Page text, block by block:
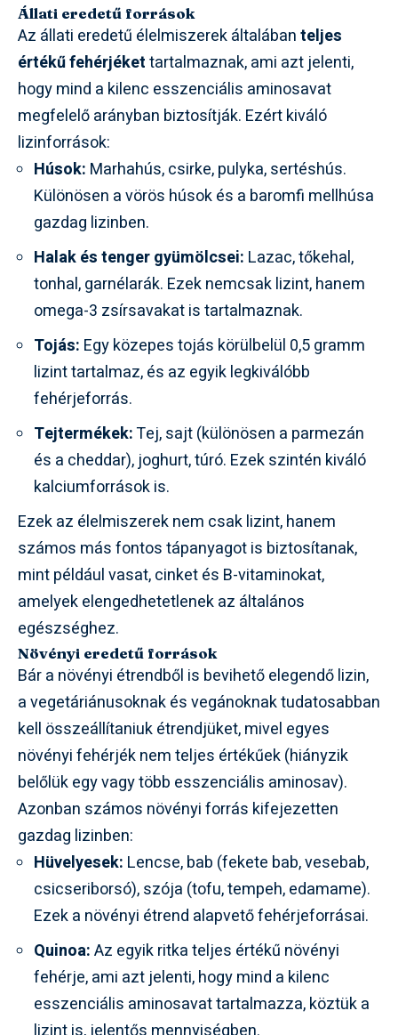
Állati eredetű források
Az állati eredetű élelmiszerek általábanteljes
értékű fehérjékettartalmaznak, ami azt jelenti,
hogy mind a kilenc esszenciális aminosavat
megfelelő arányban biztosítják. Ezért kiváló
lizinforrások:
Húsok: Marhahús, csirke, pulyka, sertéshús.
Különösen a vörös húsok és a baromfi mellhúsa
gazdag lizinben.
Halak és tenger gyümölcsei: Lazac, tőkehal,
tonhal, garnélarák. Ezek nemcsak lizint, hanem
omega-3 zsírsavakat is tartalmaznak.
Tojás: Egy közepes tojás körülbelül 0,5 gramm
lizint tartalmaz, és az egyik legkiválóbb
fehérjeforrás.
Tejtermékek:Tej, sajt (különösen a parmezán
és a cheddar), joghurt, túró. Ezek szintén kiváló
kalciumforrások is.
Ezek az élelmiszerek nem csak lizint, hanem
számos más fontos tápanyagot is biztosítanak,
mint például vasat, cinket és B-vitaminokat,
amelyek elengedhetetlenek az általános
egészséghez.
Növényi eredetű források
Bár a növényi étrendből is bevihető elegendő lizin,
a vegetáriánusoknak és vegánoknak tudatosabban
kell összeállítaniuk étrendjüket, mivel egyes
növényi fehérjék nem teljes értékűek (hiányzik
belőlük egy vagy több esszenciális aminosav).
Azonban számos növényi forrás kifejezetten
gazdag lizinben:
Hüvelyesek: Lencse, bab (fekete bab, vesebab,
csicseriborsó), szója (tofu, tempeh, edamame).
Ezek a növényi étrend alapvető fehérjeforrásai.
Quinoa:Az egyik ritka teljes értékű növényi
fehérje, ami azt jelenti, hogy mind a kilenc
esszenciális aminosavat tartalmazza, köztük a